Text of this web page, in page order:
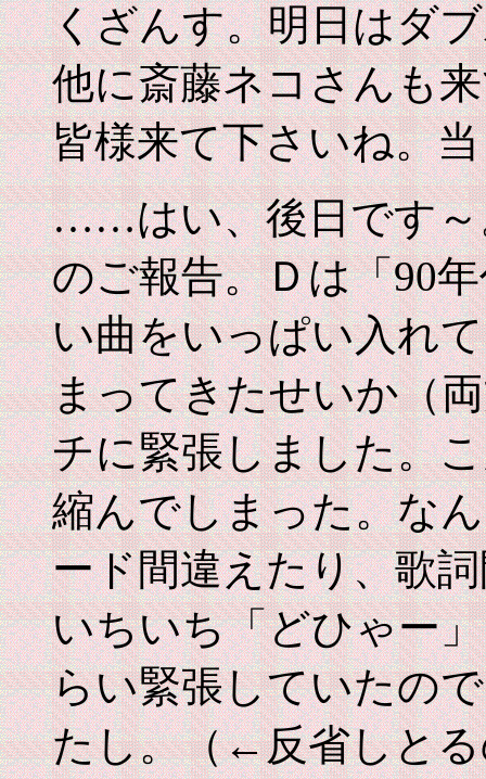
くざんす。明日はダ
他に斎藤ネコさんも
皆様来て下さいね。
……はい、後日です～
のご報告。Ｄは「90
い曲をいっぱい入れ
まってきたせいか（
チに緊張しました。
縮んでしまった。な
ード間違えたり、歌
いちいち「どひゃー
らい緊張していたの
たし。（←反省しと